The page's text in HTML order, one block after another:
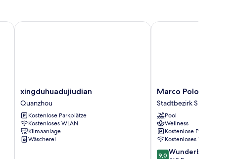
xingduhuadujiudian
Quanzhou
xingduhuadujiudian
Quanzhou
Kostenlose Parkplätze
Kostenloses WLAN
Klimaanlage
Wäscherei
xingduhuadujiudian
Marco
Polo
Xiamen
Stadtbezirk
Siming
Marco Polo Xiamen
Stadtbezirk Siming
Pool
Wellness
Kostenlose Parkplätze
Kostenloses WLAN
9.0
9,0 Wunderbar
Marco Polo Xiamen